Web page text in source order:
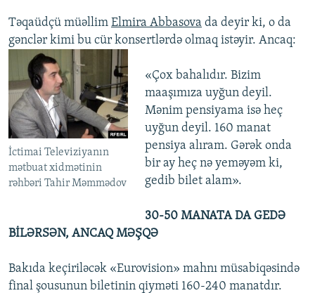
Təqaüdçü müəllim Elmira Abbasova da deyir ki, o da
gənclər kimi bu cür konsertlərdə olmaq istəyir.
İctimai Televiziyanın
mətbuat xidmətinin
rəhbəri Tahir Məmmədov
Ancaq:
«Çox bahalıdır. Bizim
maaşımıza uyğun deyil.
Mənim pensiyama isə heç
uyğun deyil. 160 manat
pensiya alıram. Gərək onda
bir ay heç nə yeməyəm ki,
gedib bilet alam».
30-50 MANATA DA GEDƏ
BİLƏRSƏN, ANCAQ MƏŞQƏ
Bakıda keçiriləcək «Eurovision» mahnı müsabiqəsində
final şousunun biletinin qiyməti 160-240 manatdır.